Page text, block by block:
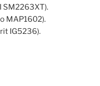
SM2263XT).
MAP1602).
IG5236).